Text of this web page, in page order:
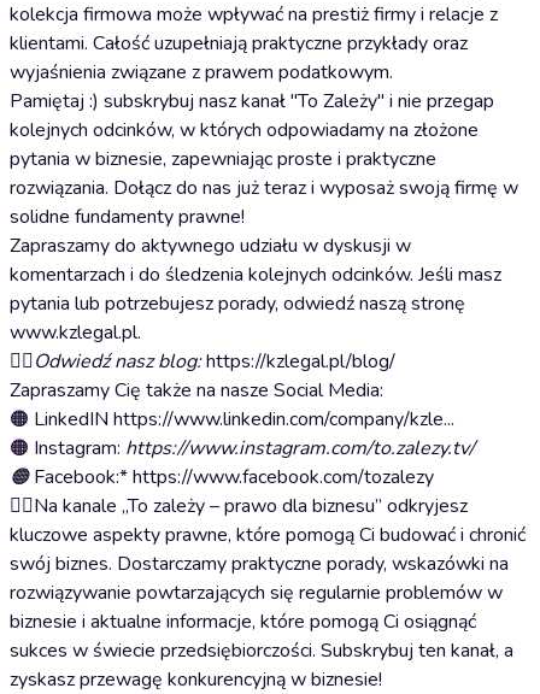
kolekcja firmowa może wpływać na prestiż firmy i relacje z
klientami. Całość uzupełniają praktyczne przykłady oraz
wyjaśnienia związane z prawem podatkowym.
Pamiętaj :) subskrybuj nasz kanał "To Zależy" i nie przegap
kolejnych odcinków, w których odpowiadamy na złożone
pytania w biznesie, zapewniając proste i praktyczne
rozwiązania. Dołącz do nas już teraz i wyposaż swoją firmę w
solidne fundamenty prawne!
Zapraszamy do aktywnego udziału w dyskusji w
komentarzach i do śledzenia kolejnych odcinków. Jeśli masz
pytania lub potrzebujesz porady, odwiedź naszą stronę
www.kzlegal.pl.
💁‍♂️Odwiedź nasz blog:https://kzlegal.pl/blog/
Zapraszamy Cię także na nasze Social Media:
🟠 LinkedIN https://www.linkedin.com/company/kzle...
🟠 Instagram: https://www.instagram.com/to.zalezy.tv/
🟠Facebook:* https://www.facebook.com/tozalezy
💁‍♂️Na kanale „To zależy – prawo dla biznesu” odkryjesz
kluczowe aspekty prawne, które pomogą Ci budować i chronić
swój biznes. Dostarczamy praktyczne porady, wskazówki na
rozwiązywanie powtarzających się regularnie problemów w
biznesie i aktualne informacje, które pomogą Ci osiągnąć
sukces w świecie przedsiębiorczości. Subskrybuj ten kanał, a
zyskasz przewagę konkurencyjną w biznesie!